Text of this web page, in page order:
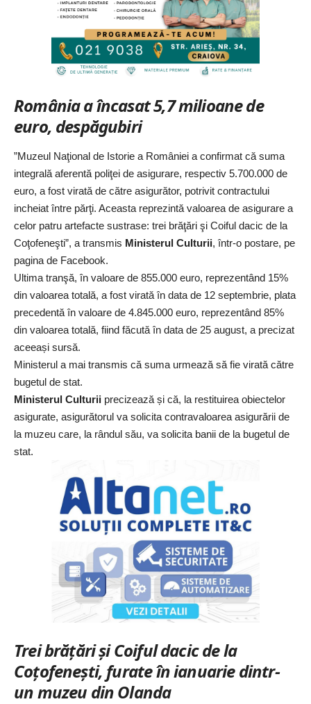
România a încasat 5,7 milioane de
euro, despăgubiri
”Muzeul Naţional de Istorie a României a confirmat că suma
integrală aferentă poliţei de asigurare, respectiv 5.700.000 de
euro, a fost virată de către asigurător, potrivit contractului
incheiat între părţi. Aceasta reprezintă valoarea de asigurare a
celor patru artefacte sustrase: trei brăţări şi Coiful dacic de la
Coţofeneşti”, a transmis Ministerul Culturii, într-o postare, pe
pagina de Facebook.
Ultima tranşă, în valoare de 855.000 euro, reprezentând 15%
din valoarea totală, a fost virată în data de 12 septembrie, plata
precedentă în valoare de 4.845.000 euro, reprezentând 85%
din valoarea totală, fiind făcută în data de 25 august, a precizat
aceeași sursă.
Ministerul a mai transmis că suma urmează să fie virată către
bugetul de stat.
Ministerul Culturii precizează și că, la restituirea obiectelor
asigurate, asigurătorul va solicita contravaloarea asigurării de
la muzeu care, la rândul său, va solicita banii de la bugetul de
stat.
Trei brăţări şi Coiful dacic de la
Coţofeneşti, furate în ianuarie dintr-
un muzeu din Olanda